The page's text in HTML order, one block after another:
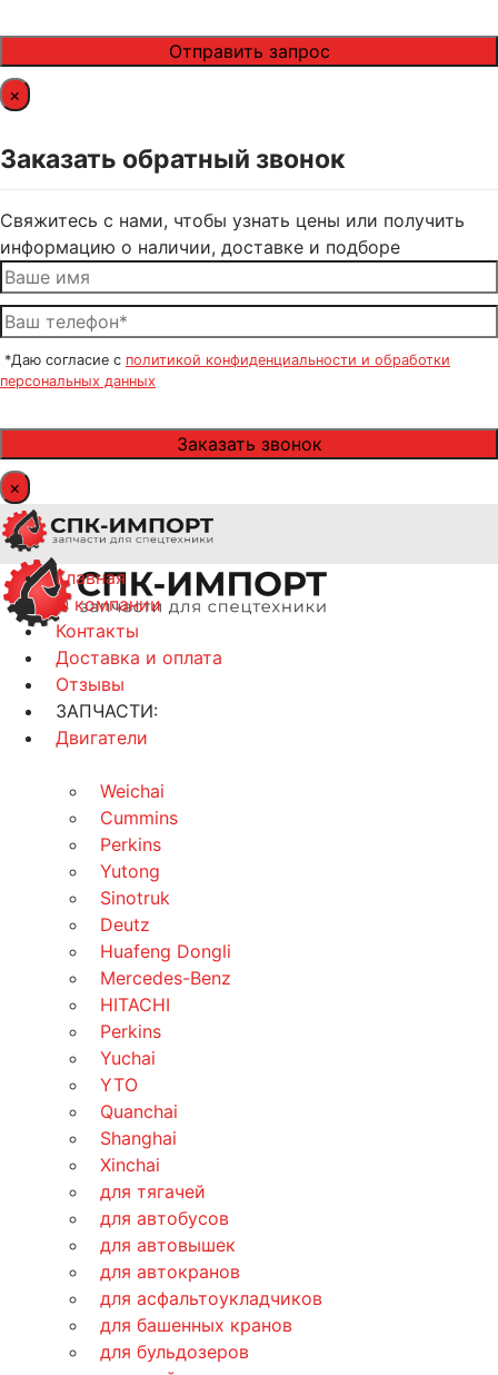
×
Заказать обратный звонок
Свяжитесь с нами, чтобы узнать цены или получить
информацию о наличии, доставке и подборе
*Даю согласие с политикой конфиденциальности и обработки
персональных данных
×
Главная
О компании
Контакты
Доставка и оплата
Отзывы
ЗАПЧАСТИ:
Двигатели
Weichai
Cummins
Perkins
Yutong
Sinotruk
Deutz
Huafeng Dongli
Mercedes-Benz
HITACHI
Perkins
Yuchai
YTO
Quanchai
Shanghai
Xinchai
для тягачей
для автобусов
для автовышек
для автокранов
для асфальтоукладчиков
для башенных кранов
для бульдозеров